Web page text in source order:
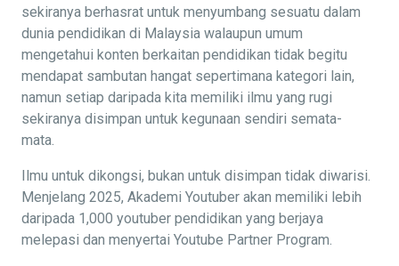
sekiranya berhasrat untuk menyumbang sesuatu dalam
dunia pendidikan di Malaysia walaupun umum
mengetahui konten berkaitan pendidikan tidak begitu
mendapat sambutan hangat sepertimana kategori lain,
namun setiap daripada kita memiliki ilmu yang rugi
sekiranya disimpan untuk kegunaan sendiri semata-
mata.
Ilmu untuk dikongsi, bukan untuk disimpan tidak diwarisi.
Menjelang 2025, Akademi Youtuber akan memiliki lebih
daripada 1,000 youtuber pendidikan yang berjaya
melepasi dan menyertai Youtube Partner Program.